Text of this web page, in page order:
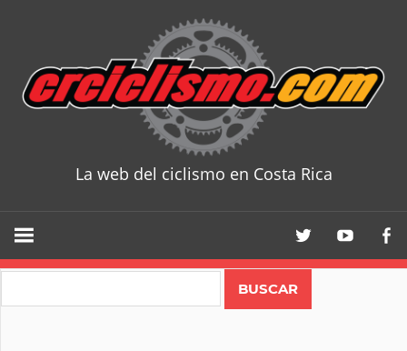
content
La web del ciclismo en Costa Rica